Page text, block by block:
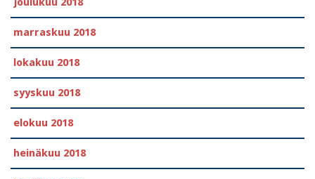
marraskuu 2018
lokakuu 2018
syyskuu 2018
elokuu 2018
heinäkuu 2018